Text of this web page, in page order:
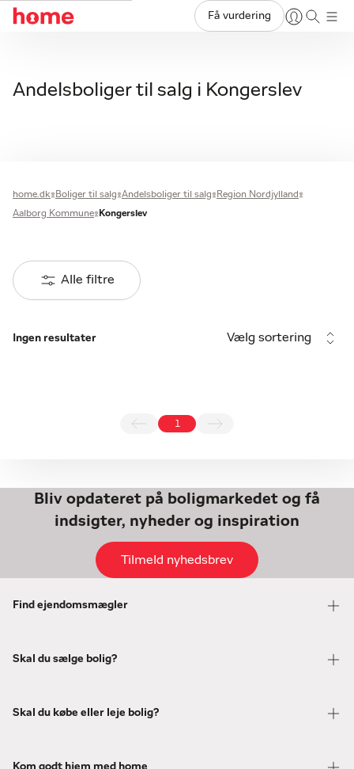
Få vurdering
Andelsboliger til salg i Kongerslev
home.dk Boliger til salg Andelsboliger til salg
Region Nordjylland
Aalborg Kommune
Kongerslev
Alle filtre
Ingen resultater Vælg sortering
Bliv opdateret på boligmarkedet og få
indsigter, nyheder og inspiration
Tilmeld nyhedsbrev
Find ejendomsmægler
Skal du sælge bolig?
Skal du købe eller leje bolig?